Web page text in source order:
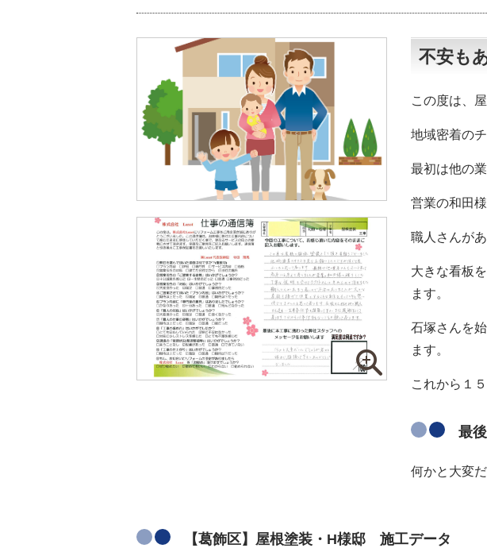
不安も
この度は、
地域密着の
最初は他の
営業の和田
職人さんが
大きな看板
ます。
石塚さんを
ます。
これから１
最
何かと大変
【葛飾区】屋根塗装・H様邸 施工データ